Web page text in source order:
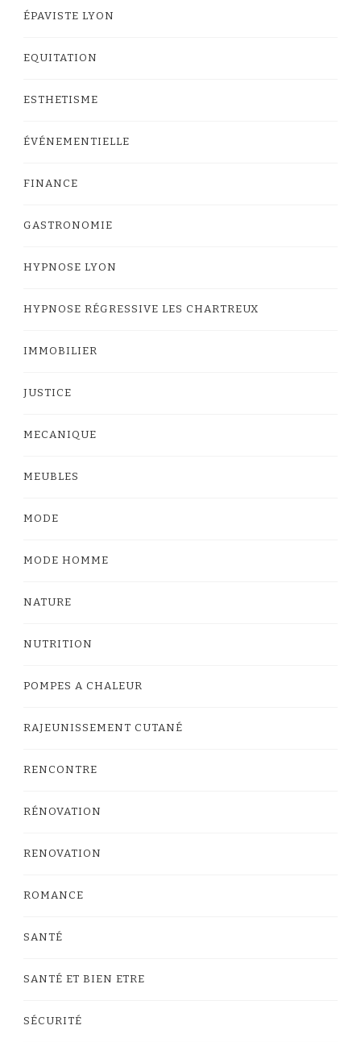
ÉPAVISTE LYON
EQUITATION
ESTHETISME
ÉVÉNEMENTIELLE
FINANCE
GASTRONOMIE
HYPNOSE LYON
HYPNOSE RÉGRESSIVE LES CHARTREUX
IMMOBILIER
JUSTICE
MECANIQUE
MEUBLES
MODE
MODE HOMME
NATURE
NUTRITION
POMPES A CHALEUR
RAJEUNISSEMENT CUTANÉ
RENCONTRE
RÉNOVATION
RENOVATION
ROMANCE
SANTÉ
SANTÉ ET BIEN ETRE
SÉCURITÉ